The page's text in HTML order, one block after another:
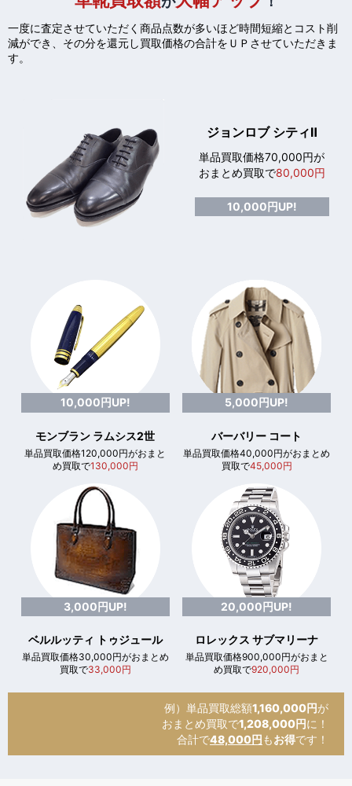
一度に査定させていただく商品点数が多いほど時間短縮とコスト削
減ができ、 その分を還元し買取価格の合計をＵＰさせていただきま
す。
ジョンロブ シティⅡ
単品買取価格70,000円が
おまとめ買取で80,000円
10,000円UP!
10,000円UP!
モンブラン ラムシス2世
単品買取価格120,000円がおまと
め買取で130,000円
5,000円UP!
バーバリー コート
単品買取価格40,000円がおまとめ
買取で45,000円
3,000円UP!
ベルルッティ トゥジュール
単品買取価格30,000円がおまとめ
買取で33,000円
20,000円UP!
ロレックス サブマリーナ
単品買取価格900,000円がおまと
め買取で920,000円
例）単品買取総額1,160,000円が
おまとめ買取で1,208,000円に！
合計で48,000円 もお得です！